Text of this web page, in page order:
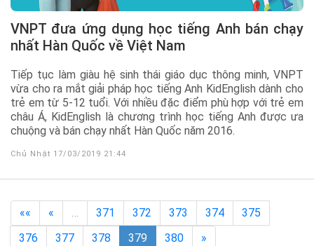
VNPT đưa ứng dụng học tiếng Anh bán chạy
nhất Hàn Quốc về Việt Nam
Tiếp tục làm giàu hệ sinh thái giáo dục thông minh, VNPT
vừa cho ra mắt giải pháp học tiếng Anh KidEnglish dành cho
trẻ em từ 5-12 tuổi. Với nhiều đặc điểm phù hợp với trẻ em
châu Á, KidEnglish là chương trình học tiếng Anh được ưa
chuộng và bán chạy nhất Hàn Quốc năm 2016.
Chủ Nhật 17/03/2019 21:44
«« « … 371 372 373 374
375
376
377 378 379 380 »